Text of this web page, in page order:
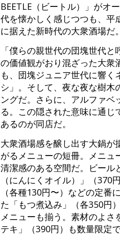
BEETLE（ビートル）」がオ
代を懐かしく感じつつも、平
に据えた新時代の大衆酒場だ。
「僕らの親世代の団塊世代
の価値観がおり混ざった大衆
も、団塊ジュニア世代に響
シ」。そして、夜な夜な樹
ングだ。さらに、アルファ
る。この隠された意味に通
あるのが同店だ。
大衆酒場感を醸し出す大鍋
がるメニューの短冊。メニュ
清潔感のある空間だ。ビール
（にんにくオイル）」（370
（各種130円〜）などの定
た「もつ煮込み」（各350円
メニューも揃う。素材のよ
テキ」（390円）も数量限定で